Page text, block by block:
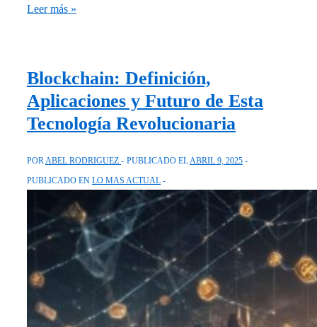
Apagón
España
en
2025
Leer más »
Blockchain: Definición,
Aplicaciones y Futuro de Esta
Tecnología Revolucionaria
PORABEL RODRIGUEZ PUBLICADO ELABRIL 9, 2025
PUBLICADO EN LO MAS ACTUAL